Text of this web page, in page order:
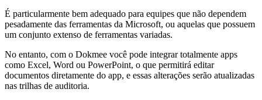
É particularmente bem adequado para equipes que não dependem
pesadamente das ferramentas da Microsoft, ou aquelas que possuem
um conjunto extenso de ferramentas variadas.
No entanto, com o Dokmee você pode integrar totalmente apps
como Excel, Word ou PowerPoint, o que permitirá editar
documentos diretamente do app, e essas alterações serão atualizadas
nas trilhas de auditoria.